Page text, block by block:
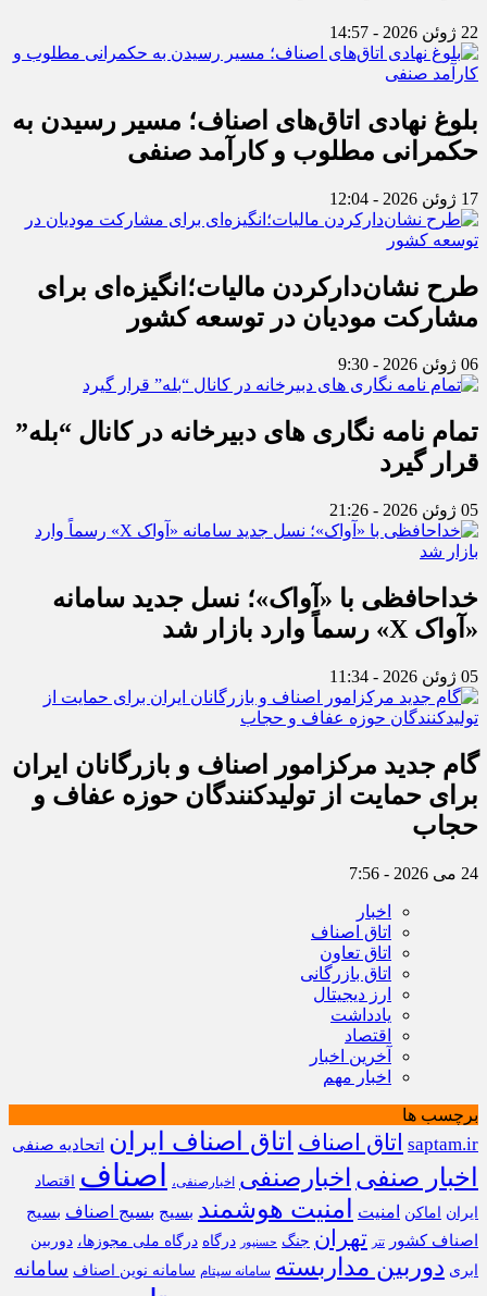
22 ژوئن 2026 - 14:57
بلوغ نهادی اتاق‌های اصناف؛ مسیر رسیدن به
حکمرانی مطلوب و کارآمد صنفی
17 ژوئن 2026 - 12:04
طرح نشان‌دارکردن مالیات؛انگیزه‌ای برای
مشارکت مودیان در توسعه کشور
06 ژوئن 2026 - 9:30
تمام نامه نگاری های دبیرخانه در کانال “بله”
قرار گیرد
05 ژوئن 2026 - 21:26
خداحافظی با «آواک»؛ نسل جدید سامانه
«آواک X» رسماً وارد بازار شد
05 ژوئن 2026 - 11:34
گام جدید مرکزامور اصناف و بازرگانان ایران
برای حمایت از تولیدکنندگان حوزه عفاف و
حجاب
24 می 2026 - 7:56
اخبار
اتاق اصناف
اتاق تعاون
اتاق بازرگانی
ارز دیجیتال
یادداشت
اقتصاد
آخرین اخبار
اخبار مهم
برچسب ها
saptam.ir اتاق اصناف اتاق اصناف ایران اتحادیه صنفی
اخبار صنفی اخبارصنفی اخبارصنفی، اصناف
اقتصاد
ایران
اماکن امنیت امنیت هوشمند بسیج بسیج اصناف بسیج
اصناف کشور
تتر تهران جنگ حسنپور درگاه درگاه ملی مجوزها، دوربین
ابری دوربین مداربسته سامانه سپتام سامانه نوین اصناف سامانه